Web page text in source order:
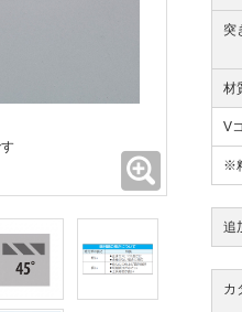
突
材
V
※
追
カ